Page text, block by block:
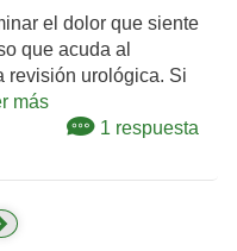
el dolor que siente
que acuda al
revisión urológica. Si
más
1 respuesta